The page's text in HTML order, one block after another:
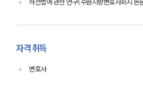
하천법에 관한 연구(수원지방변호사회지
자격 취득
변호사